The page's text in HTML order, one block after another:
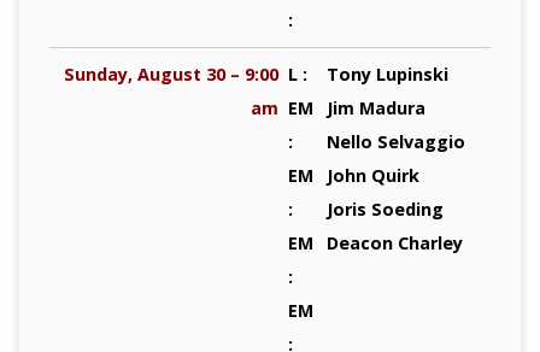
:
Sunday, August 30 – 9:00
am
L :
EM
:
EM
:
EM
:
EM
:
Tony Lupinski
Jim Madura
Nello Selvaggio
John Quirk
Joris Soeding
Deacon Charley